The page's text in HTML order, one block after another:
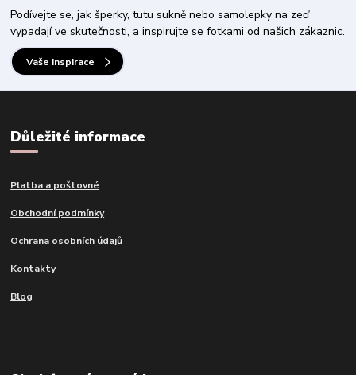
Podívejte se, jak šperky, tutu sukně nebo samolepky na zeď
vypadají ve skutečnosti, a inspirujte se fotkami od našich zákaznic.
Vaše inspirace
Důležité informace
Platba a poštovné
Obchodní podmínky
Ochrana osobních údajů
Kontakty
Blog